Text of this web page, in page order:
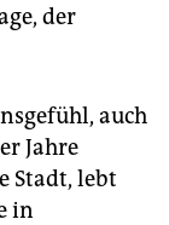
der
auch
Jahre
Stadt, lebt
in